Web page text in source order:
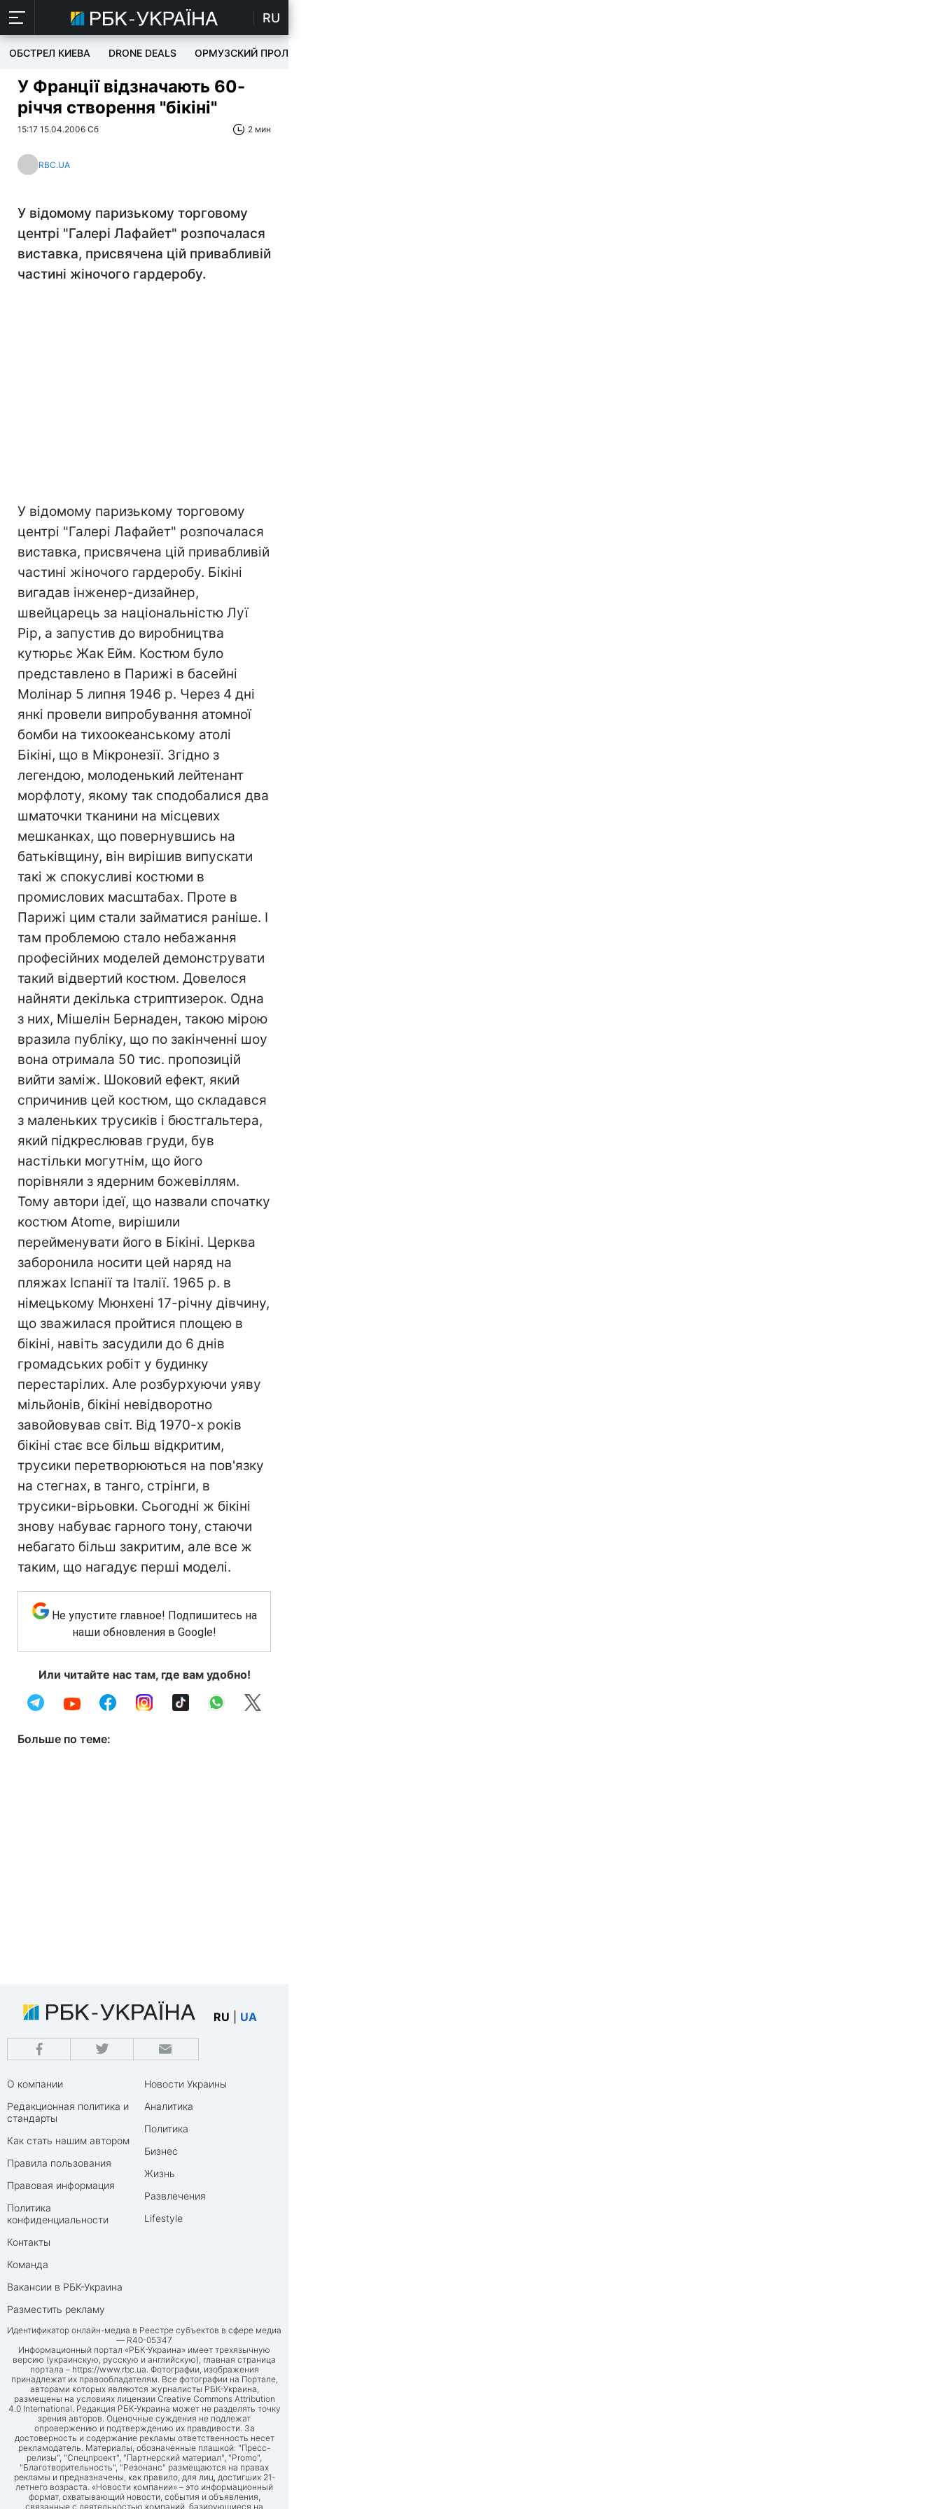
RU
ОБСТРЕЛ КИЕВА DRONE DEALS ОРМУЗСКИЙ ПРОЛИВ
У Франції відзначають 60-
річчя створення "бікіні"
15:17 15.04.2006 Сб 2 мин
RBC.UA
У відомому паризькому торговому
центрі "Галері Лафайет" розпочалася
виставка, присвячена цій привабливій
частині жіночого гардеробу.
У відомому паризькому торговому
центрі "Галері Лафайет" розпочалася
виставка, присвячена цій привабливій
частині жіночого гардеробу. Бікіні
вигадав інженер-дизайнер,
швейцарець за національністю Луї
Рір, а запустив до виробництва
кутюрьє Жак Ейм. Костюм було
представлено в Парижі в басейні
Молінар 5 липня 1946 р. Через 4 дні
янкі провели випробування атомної
бомби на тихоокеанському атолі
Бікіні, що в Мікронезії. Згідно з
легендою, молоденький лейтенант
морфлоту, якому так сподобалися два
шматочки тканини на місцевих
мешканках, що повернувшись на
батьківщину, він вирішив випускати
такі ж спокусливі костюми в
промислових масштабах. Проте в
Парижі цим стали займатися раніше. І
там проблемою стало небажання
професійних моделей демонструвати
такий відвертий костюм. Довелося
найняти декілька стриптизерок. Одна
з них, Мішелін Бернаден, такою мірою
вразила публіку, що по закінченні шоу
вона отримала 50 тис. пропозицій
вийти заміж. Шоковий ефект, який
спричинив цей костюм, що складався
з маленьких трусиків і бюстгальтера,
який підкреслював груди, був
настільки могутнім, що його
порівняли з ядерним божевіллям.
Тому автори ідеї, що назвали спочатку
костюм Atome, вирішили
перейменувати його в Бікіні. Церква
заборонила носити цей наряд на
пляжах Іспанії та Італії. 1965 р. в
німецькому Мюнхені 17-річну дівчину,
що зважилася пройтися площею в
бікіні, навіть засудили до 6 днів
громадських робіт у будинку
перестарілих. Але розбурхуючи уяву
мільйонів, бікіні невідворотно
завойовував світ. Від 1970-х років
бікіні стає все більш відкритим,
трусики перетворюються на пов'язку
на стегнах, в танго, стрінги, в
трусики-вірьовки. Сьогодні ж бікіні
знову набуває гарного тону, стаючи
небагато більш закритим, але все ж
таким, що нагадує перші моделі.
Не упустите главное! Подпишитесь на
наши обновления в Google!
Или читайте нас там, где вам удобно!
Больше по теме:
RU UA
О компании
Редакционная политика и
стандарты
Как стать нашим автором
Правила пользования
Правовая информация
Политика
конфиденциальности
Контакты
Команда
Вакансии в РБК-Украина
Разместить рекламу
Новости Украины
Аналитика
Политика
Бизнес
Жизнь
Развлечения
Lifestyle
Идентификатор онлайн-медиа в Реестре субъектов в сфере медиа
— R40-05347
Информационный портал «РБК-Украина» имеет трехязычную
версию (украинскую, русскую и английскую), главная страница
портала – https://www.rbc.ua. Фотографии, изображения
принадлежат их правообладателям. Все фотографии на Портале,
авторами которых являются журналисты РБК-Украина,
размещены на условиях лицензии Creative Commons Attribution
4.0 International. Редакция РБК-Украина может не разделять точку
зрения авторов. Оценочные суждения не подлежат
опровержению и подтверждению их правдивости. За
достоверность и содержание рекламы ответственность несет
рекламодатель. Материалы, обозначенные плашкой: "Пресс-
релизы", "Спецпроект", "Партнерский материал", "Promo",
"Благотворительность", "Резонанс" размещаются на правах
рекламы и предназначены, как правило, для лиц, достигших 21-
летнего возраста. «Новости компании» – это информационный
формат, охватывающий новости, события и объявления,
связанные с деятельностью компаний, базирующиеся на